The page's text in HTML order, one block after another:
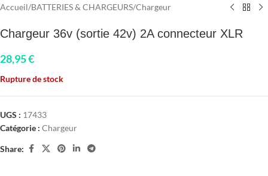
Accueil/BATTERIES & CHARGEURS/Chargeur
Chargeur 36v (sortie 42v) 2A connecteur XLR
28,95€
Rupture de stock
UGS : 17433
Catégorie : Chargeur
Share: